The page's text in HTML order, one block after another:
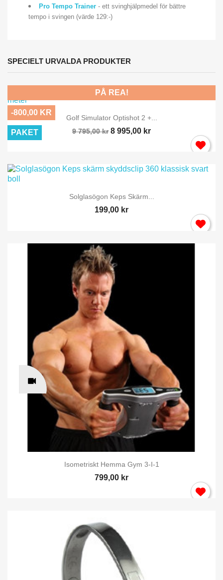
Pro Tempo Trainer - ett svinghjälpmedel för bättre
tempo i svingen (värde 129:-)
SPECIELT URVALDA PRODUKTER
Golf Simulator Optishot 2 +...
9 795,00 kr 8 995,00 kr
PÅ REA!
-800,00 KR
PAKET
Solglasögon Keps Skärm...
199,00 kr
Isometriskt Hemma Gym 3-I-1
799,00 kr